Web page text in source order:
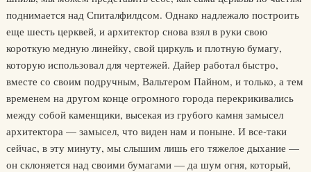
поднимается над Спиталфилдсом. Однако надлежало построить
еще шесть церквей, и архитектор снова взял в руки свою
короткую медную линейку, свой циркуль и плотную бумагу,
которую использовал для чертежей. Дайер работал быстро,
вместе со своим подручным, Вальтером Пайном, и только, а тем
временем на другом конце огромного города перекрикивались
между собой каменщики, высекая из грубого камня замысел
архитектора — замысел, что виден нам и поныне. И все-таки
сейчас, в эту минуту, мы слышим лишь его тяжелое дыхание —
он склоняется над своими бумагами — да шум огня, который,